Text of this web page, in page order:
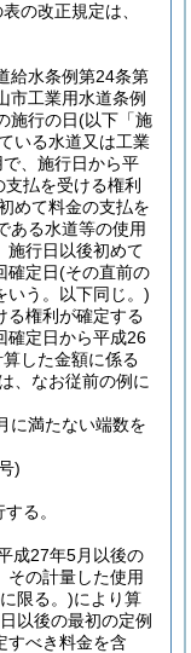
の改正規定は、
給水条例第24条第
市工業用水道条例
施行の日(以下「施
いる水道又は工業
、施行日から平
払を受ける権利
めて料金の支払を
ある水道等の使用
施行日以後初めて
確定日(その直前の
いう。以下同じ。)
る権利が確定する
確定日から平成26
した金額に係る
、なお従前の例に
に満たない端数を
)
る。
成27年5月以後の
その計量した使用
限る。)により算
以後の最初の定例
すべき料金を含